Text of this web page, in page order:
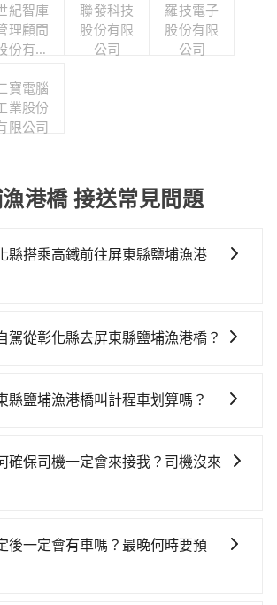
紀智庫
理顧問
份有限
聯發科技
股份有限
公司
羅技電子
股份有限
公司
寶電腦
業股份
限公司
港橋 接送常見問題
縣搭乘高鐵前往屏東縣鹽埔漁港
計程車前往高鐵站！不過從最早一班
員林市前往最靠近的彰化高鐵站，叫
分鐘（平均55分）的高鐵從彰化站前
人票價670元，再用10分鐘出站、等
轉車時間共2小時32分鐘，假設4位同
平均每人花費為970元。不過彰化縣領
駕從彰化縣去屏東縣鹽埔漁港橋？
（因為要自己開車），最重要的是你
轎車，每公里再額外加收$3.2，從彰化
東縣鹽埔漁港橋的花費預估為
用預估進去，但額外的汽車保險與可
。再者，和運的iRent只提供最基本的
縣鹽埔漁港橋叫計程車划算嗎？
和Yoxi，如果在路邊攔不到車，也可考
計程車隊，如員林888幸福計程車、
但如果你無法提前預約，或偏好臨時
化縣僅有合法計程車約1,640輛，計程
確保司機一定會來接我？司機沒來
天晚上八點時，會透過電子郵件與簡
、電話、車牌、車型等資訊，如在約
後一定會有車嗎？最晚何時要預